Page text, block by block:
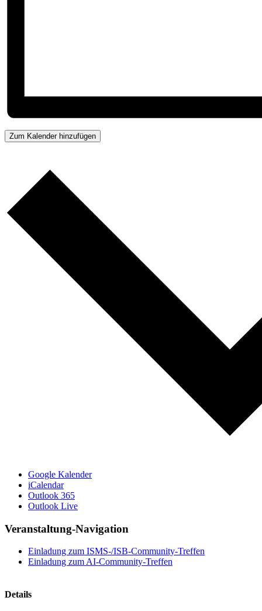
Zum Kalender hinzufügen
Google Kalender
iCalendar
Outlook 365
Outlook Live
Veranstaltung-Navigation
Einladung zum ISMS-/ISB-Community-Treffen
Einladung zum AI-Community-Treffen
Details